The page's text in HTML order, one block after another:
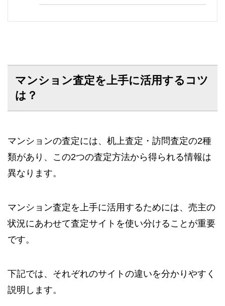
マンション査定を上手に活用するコツ
は？
マンションの査定には、机上査定・訪問査定の2種
類があり、この2つの査定方法から得られる情報は
異なります。
マンション査定を上手に活用するためには、売主の
状況にあわせて査定サイトを使い分けることが重要
です。
下記では、それぞれのサイトの違いを分かりやすく
説明します。